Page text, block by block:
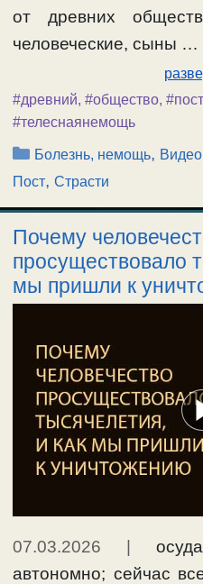
от древних
человеческие, сыны …
#древний, #общество, #пост
#телеснаянемощь
Рубрики
Болезнь, немощь,
Пост, Страсти
Почему
просуществовало
мы пришли к
07.03.2026 |
автономно; сейчас